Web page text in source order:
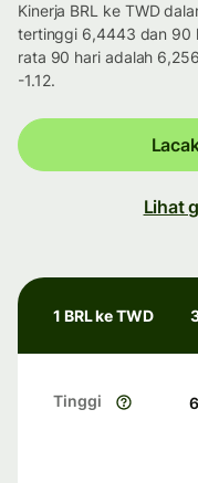
Kinerja BRL ke TWD
tertinggi 6,4443 dan 90
rata 90 hari adalah
-1.12.
Lihat
1 BRL ke TWD
Tinggi